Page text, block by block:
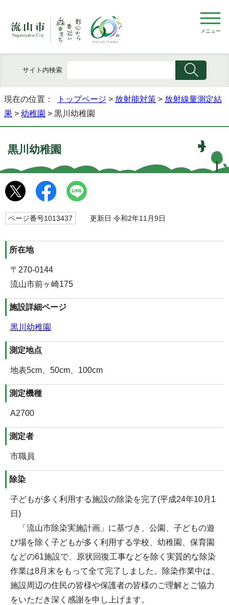
メニュー
サイト内検索
現在の位置： トップページ > 放射能対策 > 放射線量測定結
果 > 幼稚園 > 黒川幼稚園
黒川幼稚園
ページ番号1013437 更新日 令和2年11月9日
所在地
〒270-0144
流山市前ヶ崎175
施設詳細ページ
黒川幼稚園
測定地点
地表5cm、50cm、100cm
測定機種
A2700
測定者
市職員
除染
子どもが多く利用する施設の除染を完了(平成24年10月1
日)
「流山市除染実施計画」に基づき、公園、子どもの遊
び場を除く子どもが多く利用する学校、幼稚園、保育園
などの61施設で、原状回復工事などを除く実質的な除染
作業は8月末をもって全て完了しました。除染作業中は、
施設周辺の住民の皆様や保護者の皆様のご理解とご協力
をいただき深く感謝を申し上げます。